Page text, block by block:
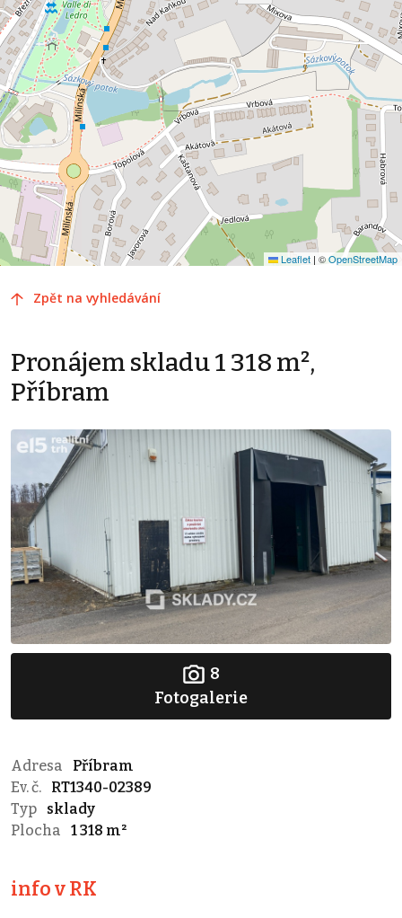
Leaflet | ©OpenStreetMap
Zpět na vyhledávání
Pronájem skladu 1 318 m²,
Příbram
8
Fotogalerie
Adresa
Příbram
Ev. č.
RT1340-02389
Typ
sklady
Plocha
1 318 m²
info v RK